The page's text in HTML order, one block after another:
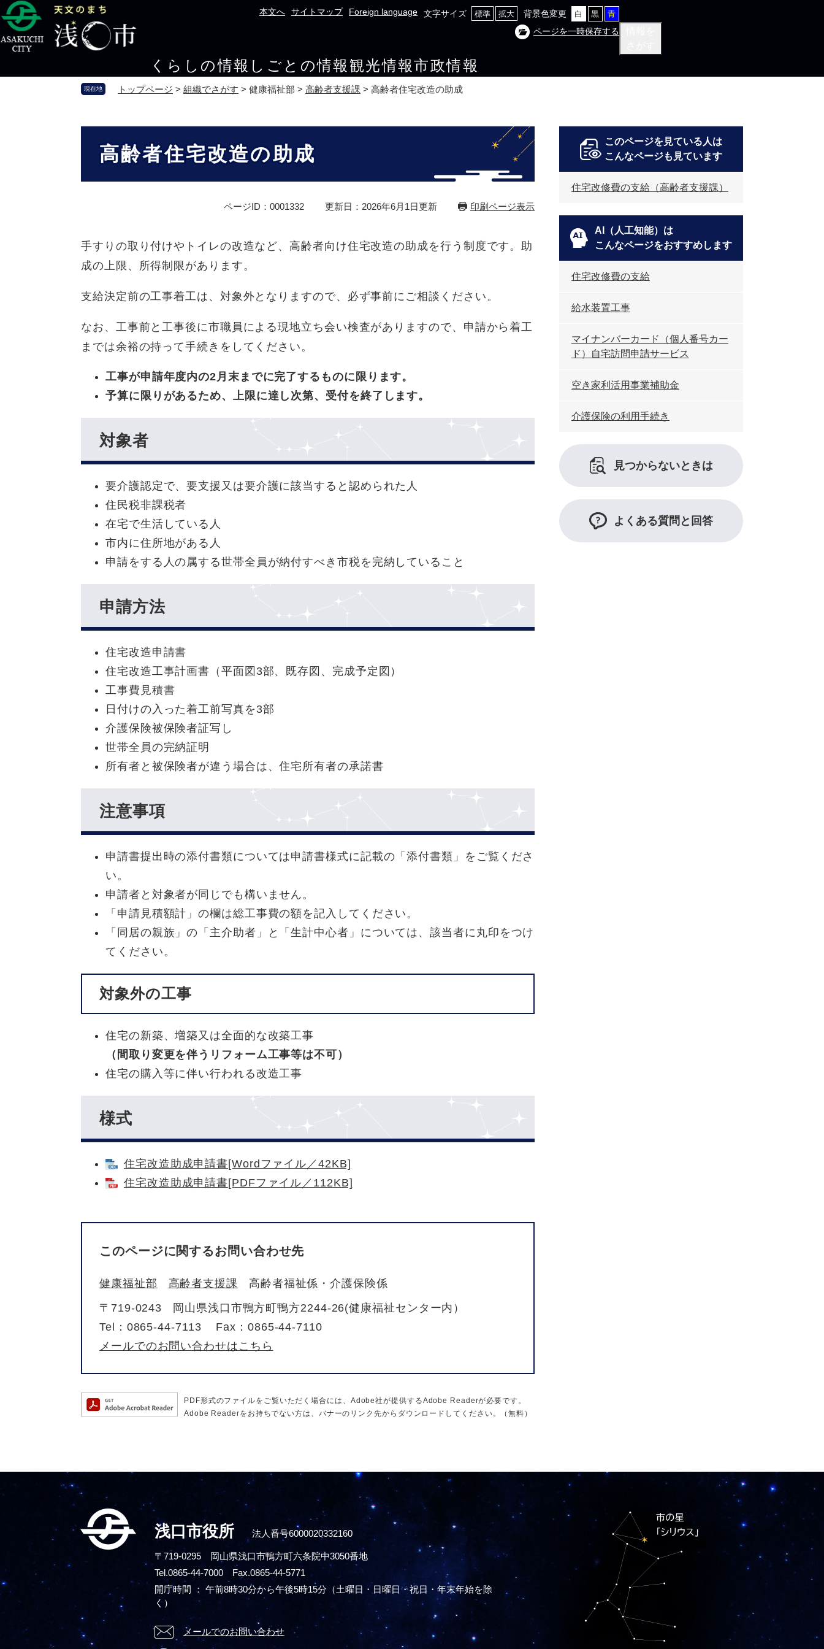
ペ
ー
ジ
メ
ニ
ュ
本文へ サイトマップ Foreign language 文字サイズ 標準 拡大 背景色変更 白 黒 青
ページを一時保存する
くらしの情報 しごとの情報観光情報市政情報
現在地 トップページ > 組織でさがす > 健康福祉部 > 高齢者支援課 > 高齢者住宅改造の助成
高齢者住宅改造の助成
ページID：0001332 更新日：2026年6月1日更新 印刷ページ表示
手すりの取り付けやトイレの改造など、高齢者向け住宅改造の助成を行う制度です。助
成の上限、所得制限があります。
支給決定前の工事着工は、対象外となりますので、必ず事前にご相談ください。
なお、工事前と工事後に市職員による現地立ち会い検査がありますので、申請から着工
までは余裕の持って手続きをしてください。
工事が申請年度内の2月末までに完了するものに限ります。
予算に限りがあるため、上限に達し次第、受付を終了します。
対象者
要介護認定で、要支援又は要介護に該当すると認められた人
住民税非課税者
在宅で生活している人
市内に住所地がある人
申請をする人の属する世帯全員が納付すべき市税を完納していること
申請方法
住宅改造申請書
住宅改造工事計画書（平面図3部、既存図、完成予定図）
工事費見積書
日付けの入った着工前写真を3部
介護保険被保険者証写し
世帯全員の完納証明
所有者と被保険者が違う場合は、住宅所有者の承諾書
注意事項
申請書提出時の添付書類については申請書様式に記載の「添付書類」をご覧くださ
い。
申請者と対象者が同じでも構いません。
「申請見積額計」の欄は総工事費の額を記入してください。
「同居の親族」の「主介助者」と「生計中心者」については、該当者に丸印をつけ
てください。
対象外の工事
住宅の新築、増築又は全面的な改築工事
（間取り変更を伴うリフォーム工事等は不可）
住宅の購入等に伴い行われる改造工事
様式
住宅改造助成申請書[Wordファイル／42KB]
住宅改造助成申請書[PDFファイル／112KB]
このページに関するお問い合わせ先
健康福祉部 高齢者支援課
高齢者福祉係・介護保険係
〒719-0243
岡山県浅口市鴨方町鴨方2244-26(健康福祉センター内）
Tel：0865-44-7113
Fax：0865-44-7110
メールでのお問い合わせはこちら
PDF形式のファイルをご覧いただく場合には、Adobe社が提供するAdobe Readerが必要です。
Adobe Readerをお持ちでない方は、バナーのリンク先からダウンロードしてください。（無料）
このページを見ている人は
こんなページも見ています
住宅改修費の支給（高齢者支援課）
AI（人工知能）は
こんなページをおすすめします
住宅改修費の支給
給水装置工事
マイナンバーカード（個人番号カー
ド）自宅訪問申請サービス
空き家利活用事業補助金
介護保険の利用手続き
見つからないときは
よくある質問と回答
浅口市役所 法人番号6000020332160
〒719-0295 岡山県浅口市鴨方町六条院中3050番地
Tel.0865-44-7000 Fax.0865-44-5771
開庁時間 ： 午前8時30分から午後5時15分 （土曜日・日曜日・祝日・年末年始を除
く）
メールでのお問い合わせ